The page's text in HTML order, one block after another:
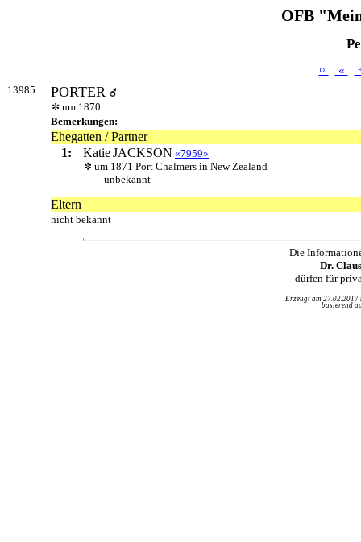
OFB
¤ «
13985 PORTER
um 1870
Bemerkungen:
Ehegatten / Partner
1:
KatieJACKSON «7959»
um 1871 Port Chalmers in New Zealand
unbekannt
Eltern
nicht bekannt
Die
Dr.
dürfen für
Erzeugt am
basierend